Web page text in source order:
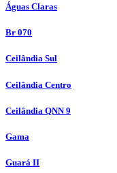
Águas Claras
Br 070
Ceilândia Sul
Ceilândia Centro
Ceilândia QNN 9
Gama
Guará II